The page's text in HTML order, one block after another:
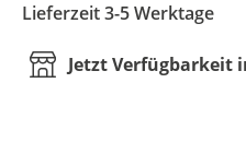
Lieferzeit 3-5 Werktage
Jetzt Verfügbarkeit